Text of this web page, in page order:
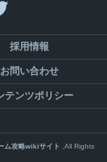
採用情報
お問い合わせ
テンツポリシー
ム攻略wikiサイト ,All Rights